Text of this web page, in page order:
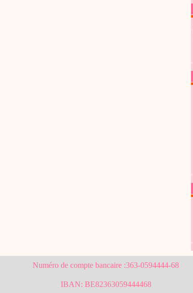
Numéro de compte bancaire :363-0594444-68
IBAN: BE82363059444468